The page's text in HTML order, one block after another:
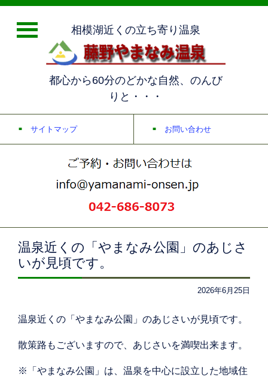
相模湖近くの立ち寄り温泉
都心から60分のどかな自然、のんび
りと・・・
サイトマップ お問い合わせ
温泉近くの「やまなみ公園」のあじさ
いが見頃です。
2026年6月25日
温泉近くの「やまなみ公園」のあじさいが見頃です。
散策路もございますので、あじさいを満喫出来ます。
※「やまなみ公園」は、温泉を中心に設立した地域住